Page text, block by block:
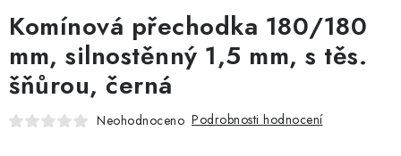
Grily a ohniště
Vytápění
Kontakty
Komínová přechodka 180/180
mm, silnostěnný 1,5 mm, s těs.
šňůrou, černá
Neohodnoceno Podrobnosti hodnocení